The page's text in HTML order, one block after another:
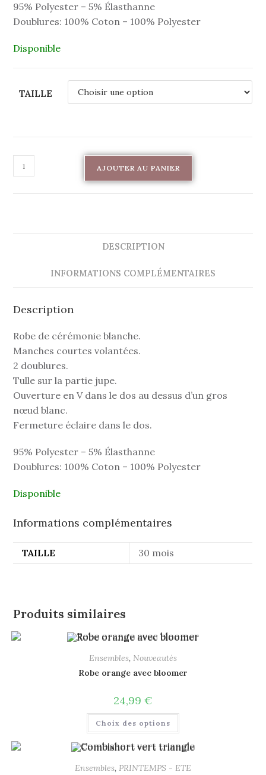
95% Polyester – 5% Élasthanne
Doublures: 100% Coton – 100% Polyester
Disponible
TAILLE
AJOUTER AU PANIER
DESCRIPTION
INFORMATIONS COMPLÉMENTAIRES
Description
Robe de cérémonie blanche.
Manches courtes volantées.
2 doublures.
Tulle sur la partie jupe.
Ouverture en V dans le dos au dessus d’un gros
nœud blanc.
Fermeture éclaire dans le dos.
95% Polyester – 5% Élasthanne
Doublures: 100% Coton – 100% Polyester
Disponible
Informations complémentaires
TAILLE 30 mois
Produits similaires
Ensembles, Nouveautés
Robe orange avec bloomer
24,99 €
Choix des options
Ensembles, PRINTEMPS - ETE